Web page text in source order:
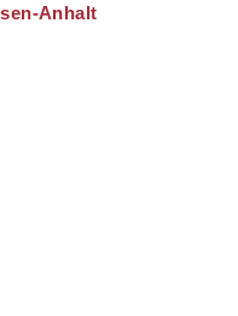
Anhalt